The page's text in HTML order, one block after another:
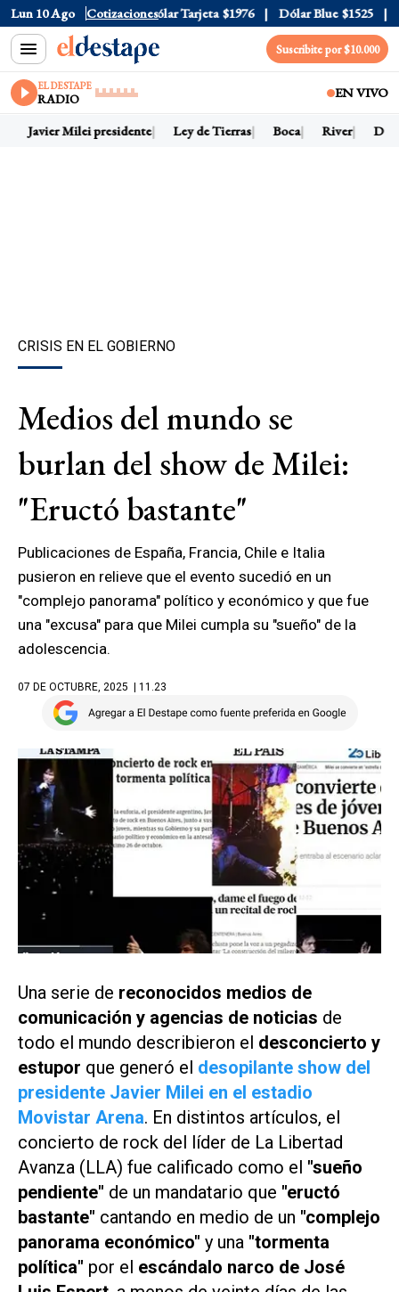
Lun 10 Ago Cotizaciones
Oficial $1520 Dólar Tarjeta $1976 Dólar Blue $1525
Suscribite por $10.000
EL DESTAPE
RADIO EN VIVO
Javier Milei presidente Ley de Tierras Boca River Dólar
CRISIS EN EL GOBIERNO
Medios del mundo se
burlan del show de Milei:
"Eructó bastante"
Publicaciones de España, Francia, Chile e Italia
pusieron en relieve que el evento sucedió en un
"complejo panorama" político y económico y que fue
una "excusa" para que Milei cumpla su "sueño" de la
adolescencia.
07 DE OCTUBRE, 2025 | 11.23
Una serie de reconocidos medios de
comunicación y agencias de noticias de
todo el mundo describieron el desconcierto y
estupor que generó el desopilante show del
presidente Javier Milei en el estadio
Movistar Arena. En distintos artículos, el
concierto de rock del líder de La Libertad
Avanza (LLA) fue calificado como el "sueño
pendiente" de un mandatario que "eructó
bastante" cantando en medio de un "complejo
panorama económico" y una "tormenta
política" por el escándalo narco de José